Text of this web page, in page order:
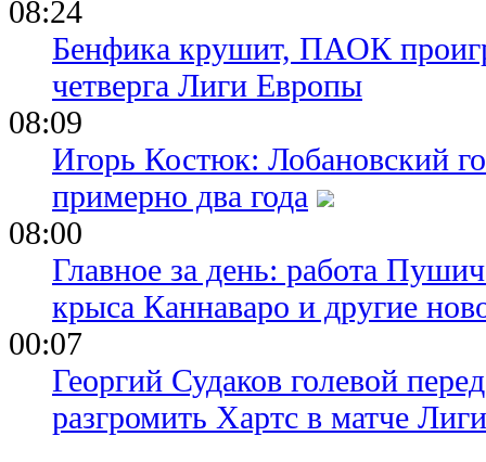
08:24
Бенфика крушит, ПАОК
четверга Лиги Европы
08:09
Игорь Костюк: Лобановский
примерно два года
08:00
Главное за день: работа
крыса Каннаваро и другие
00:07
Георгий Судаков голевой
разгромить Хартс в матче